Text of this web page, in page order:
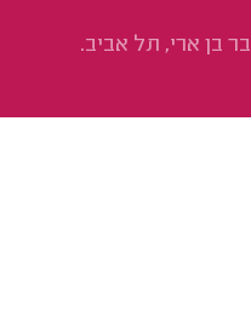
בר בן ארי, תל אביב.